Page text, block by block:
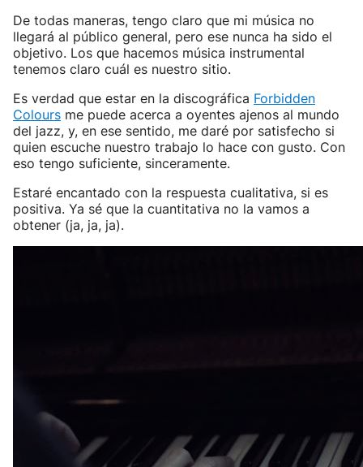
De todas maneras, tengo claro que mi música no
llegará al público general, pero ese nunca ha sido el
objetivo. Los que hacemos música instrumental
tenemos claro cuál es nuestro sitio.
Es verdad que estar en la discográfica Forbidden
Colours me puede acerca a oyentes ajenos al mundo
del jazz, y, en ese sentido, me daré por satisfecho si
quien escuche nuestro trabajo lo hace con gusto. Con
eso tengo suficiente, sinceramente.
Estaré encantado con la respuesta cualitativa, si es
positiva. Ya sé que la cuantitativa no la vamos a
obtener (ja, ja, ja).